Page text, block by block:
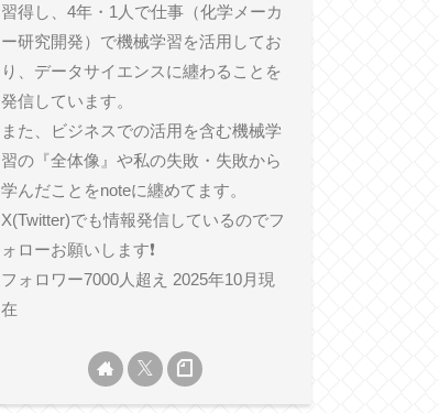
習得し、4年・1人で仕事（化学メーカ
ー研究開発）で機械学習を活用してお
り、データサイエンスに纏わることを
発信しています。
また、ビジネスでの活用を含む機械学
習の『全体像』や私の失敗・失敗から
学んだことをnoteに纏めてます。
X(Twitter)でも情報発信しているのでフ
ォローお願いします❗️
フォロワー7000人超え 2025年10月現
在